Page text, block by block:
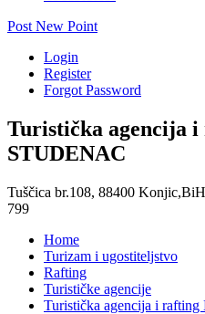
Post New Point
Login
Register
Forgot Password
Turistička agencija
STUDENAC
Tuščica br.108, 88400 Konjic,BiH
799
Home
Turizam i ugostiteljstvo
Rafting
Turističke agencije
Turistička agencija i